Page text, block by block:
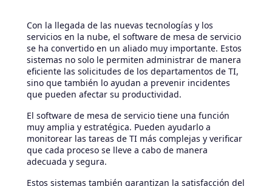
Con la llegada de las nuevas tecnologías y los
servicios en la nube, el software de mesa de servicio
se ha convertido en un aliado muy importante. Estos
sistemas no solo le permiten administrar de manera
eficiente las solicitudes de los departamentos de TI,
sino que también lo ayudan a prevenir incidentes
que pueden afectar su productividad.
El software de mesa de servicio tiene una función
muy amplia y estratégica. Pueden ayudarlo a
monitorear las tareas de TI más complejas y verificar
que cada proceso se lleve a cabo de manera
adecuada y segura.
Estos sistemas también garantizan la satisfacción del